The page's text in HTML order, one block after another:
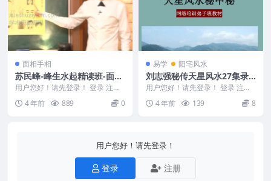
面相手相
苏民峰-峰生水起精读班-面相
篇30集
用户您好！请先登录！ 登录 注册
苏民峰-峰生水起精读班-面相篇30
集 编号：2...
4 年前 889 0
易学 阳宅风水
刘志强秘传天星风水27集录
音+1文档
用户您好！请先登录！ 登录 注册
刘志强秘传天星风水 27集录音+1
文档 编号M...
4 年前 139 8
用户您好！请先登录！
登录 注册